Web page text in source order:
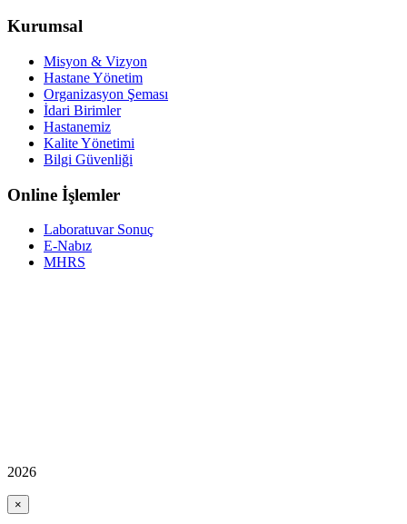
Kurumsal
Misyon & Vizyon
Hastane Yönetim
Organizasyon Şeması
İdari Birimler
Hastanemiz
Kalite Yönetimi
Bilgi Güvenliği
Online İşlemler
Laboratuvar Sonuç
E-Nabız
MHRS
2026
×